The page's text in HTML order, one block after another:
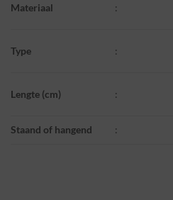
Materiaal :
Type :
Lengte (cm) :
Staand of hangend :